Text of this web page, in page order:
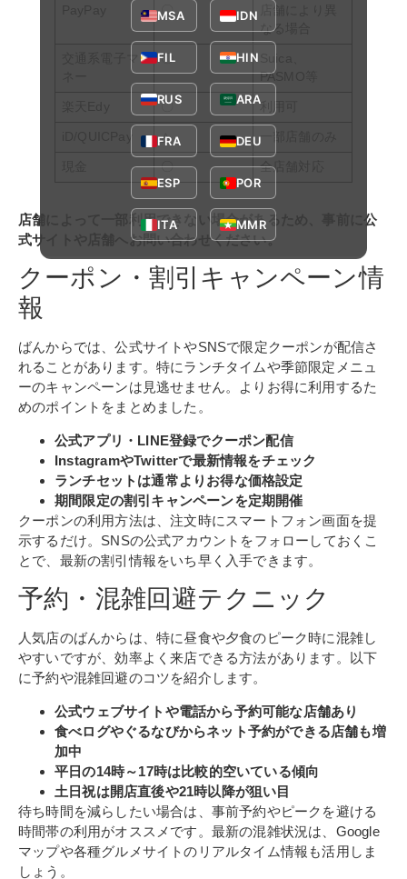
〇
なる場合
〇
PASMO等
〇 利用可
△ 一部店舗のみ
〇 全店舗対応
店舗によって一部利用できない場合があるため、事前に公
式サイトや店舗へお問い合わせください。
クーポン・割引キャンペーン情
報
ばんからでは、公式サイトやSNSで限定クーポンが配信さ
れることがあります。特にランチタイムや季節限定メニュ
ーのキャンペーンは見逃せません。よりお得に利用するた
めのポイントをまとめました。
公式アプリ・LINE登録でクーポン配信
InstagramやTwitterで最新情報をチェック
ランチセットは通常よりお得な価格設定
期間限定の割引キャンペーンを定期開催
クーポンの利用方法は、注文時にスマートフォン画面を提
示するだけ。SNSの公式アカウントをフォローしておくこ
とで、最新の割引情報をいち早く入手できます。
予約・混雑回避テクニック
人気店のばんからは、特に昼食や夕食のピーク時に混雑し
やすいですが、効率よく来店できる方法があります。以下
に予約や混雑回避のコツを紹介します。
公式ウェブサイトや電話から予約可能な店舗あり
食べログやぐるなびからネット予約ができる店舗も増
加中
平日の14時～17時は比較的空いている傾向
土日祝は開店直後や21時以降が狙い目
待ち時間を減らしたい場合は、事前予約やピークを避ける
時間帯の利用がオススメです。最新の混雑状況は、Google
マップや各種グルメサイトのリアルタイム情報も活用しま
しょう。
MSA IDN
FIL HIN
RUS ARA
FRA DEU
ESP POR
ITA MMR